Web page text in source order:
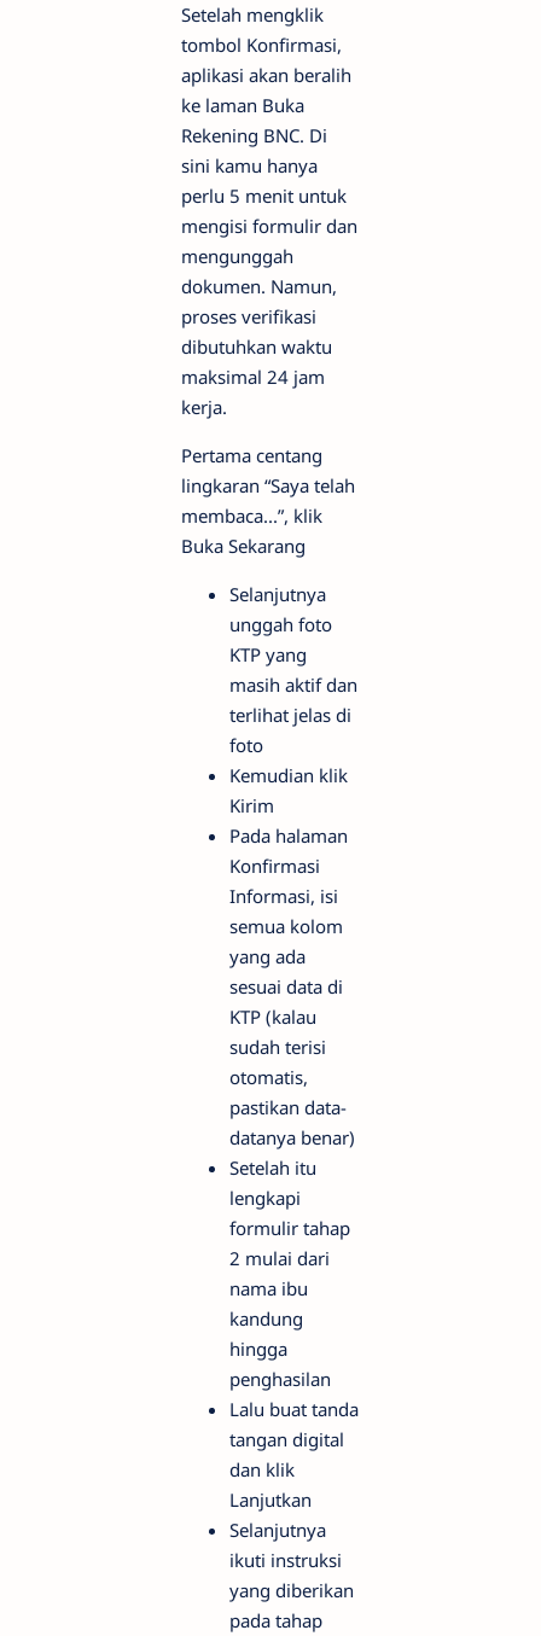
Setelah mengklik
tombol Konfirmasi,
aplikasi akan beralih
ke laman Buka
Rekening BNC. Di
sini kamu hanya
perlu 5 menit untuk
mengisi formulir dan
mengunggah
dokumen. Namun,
proses verifikasi
dibutuhkan waktu
maksimal 24 jam
kerja.
Pertama centang
lingkaran “Saya telah
membaca...”, klik
Buka Sekarang
Selanjutnya
unggah foto
KTP yang
masih aktif dan
terlihat jelas di
foto
Kemudian klik
Kirim
Pada halaman
Konfirmasi
Informasi, isi
semua kolom
yang ada
sesuai data di
KTP (kalau
sudah terisi
otomatis,
pastikan data-
datanya benar)
Setelah itu
lengkapi
formulir tahap
2 mulai dari
nama ibu
kandung
hingga
penghasilan
Lalu buat tanda
tangan digital
dan klik
Lanjutkan
Selanjutnya
ikuti instruksi
yang diberikan
pada tahap